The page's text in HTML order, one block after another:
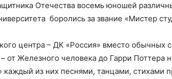
Отечества восемь юношей
боролись за звание «Мистер
центра – ДК «Россия» вместо обычных
от Железного человека до Гарри Поттера
каждый из них песнями, танцами, стихами